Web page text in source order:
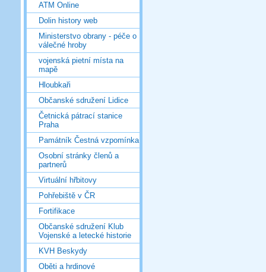
ATM Online
Dolin history web
Ministerstvo obrany - péče o
válečné hroby
vojenská pietní místa na
mapě
Hloubkaři
Občanské sdružení Lidice
Četnická pátrací stanice
Praha
Památník Čestná vzpomínka
Osobní stránky členů a
partnerů
Virtuální hřbitovy
Pohřebiště v ČR
Fortifikace
Občanské sdružení Klub
Vojenské a letecké historie
KVH Beskydy
Oběti a hrdinové